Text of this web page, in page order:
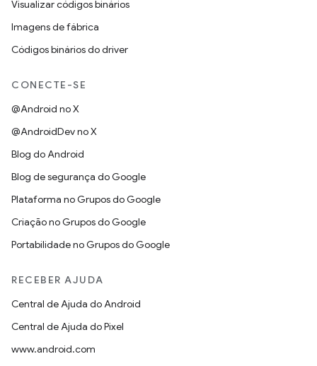
Visualizar códigos binários
Imagens de fábrica
Códigos binários do driver
CONECTE-SE
@Android no X
@AndroidDev no X
Blog do Android
Blog de segurança do Google
Plataforma no Grupos do Google
Criação no Grupos do Google
Portabilidade no Grupos do Google
RECEBER AJUDA
Central de Ajuda do Android
Central de Ajuda do Pixel
www.android.com